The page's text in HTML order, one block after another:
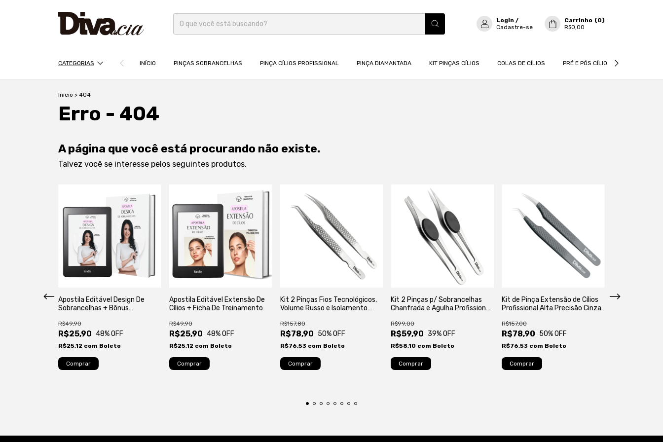
Login /
Cadastre-se
Carrinho (0)
R$0,00
CATEGORIAS INÍCIO PINÇAS SOBRANCELHAS PINÇA CÍLIOS PROFISSIONAL PINÇA DIAMANTADA KIT PINÇAS CÍLIOS COLAS DE CÍLIOS PRÉ E PÓS CÍLIOS
Início > 404
Erro - 404
A página que você está procurando não existe.
Talvez você se interesse pelos seguintes produtos.
Profissional
Apostila Editável Design De
Sobrancelhas + Bônus
R$25,90
R$49,90
48% OFF
R$25,12 com Boleto
Apostila Editável Extensão De
Cílios + Ficha De Treinamento
R$25,90
R$49,90
48% OFF
R$25,12 com Boleto
Kit 2 Pinças Fios Tecnológicos,
Volume Russo e Isolamento
Profissional
R$78,90
R$157,80
50% OFF
R$76,53 com Boleto
Kit 2 Pinças p/ Sobrancelhas
Chanfrada e Agulha Profissional
R$59,90
R$99,00
39% OFF
R$58,10 com Boleto
Kit de Pinça Extensão de Cílios
Profissional Alta Precisão Cinza
R$78,90
R$157,00
50% OFF
R$76,53 com Boleto
Kit Pinças